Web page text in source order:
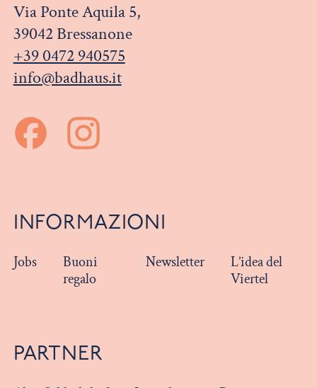
Via Ponte Aquila 5,
39042 Bressanone
+39 0472 940575
info@badhaus.it
INFORMAZIONI
Jobs
Buoni
regalo
Newsletter
L’idea del
Viertel
PARTNER